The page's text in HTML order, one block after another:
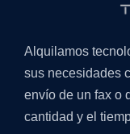
Alquilamos
sus necesidades
envío de un fax o
cantidad y el